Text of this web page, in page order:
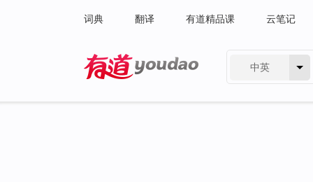
词典 翻译 有道精品课 云笔记
中英